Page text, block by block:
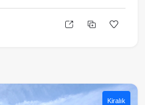
Kiralık